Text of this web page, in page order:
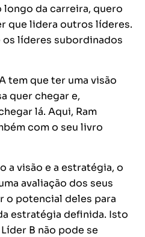
da carreira, quero
que lidera outros líderes.
os líderes subordinados
tem que ter uma visão
quer chegar e,
lá. Aqui, Ram
com o seu livro
a visão e a estratégia, o
avaliação dos seus
o potencial deles para
estratégia definida. Isto
B não pode se